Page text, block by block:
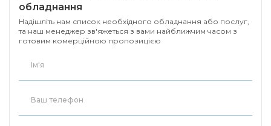
обладнання
Надішліть нам список необхідного обладнання або послуг,
та наш менеджер зв'яжеться з вами найближчим часом з
готовим комерційною пропозицією